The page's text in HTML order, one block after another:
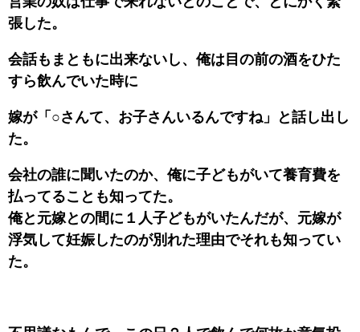
張した。
会話もまともに出来ないし、俺は目の前の酒をひた
すら飲んでいた時に
嫁が「○さんて、お子さんいるんですね」と話し出し
た。
会社の誰に聞いたのか、俺に子どもがいて養育費を
払ってることも知ってた。
俺と元嫁との間に１人子どもがいたんだが、元嫁が
浮気して妊娠したのが別れた理由でそれも知ってい
た。